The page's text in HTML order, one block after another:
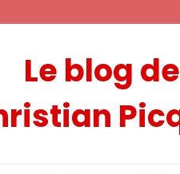
Le blog de